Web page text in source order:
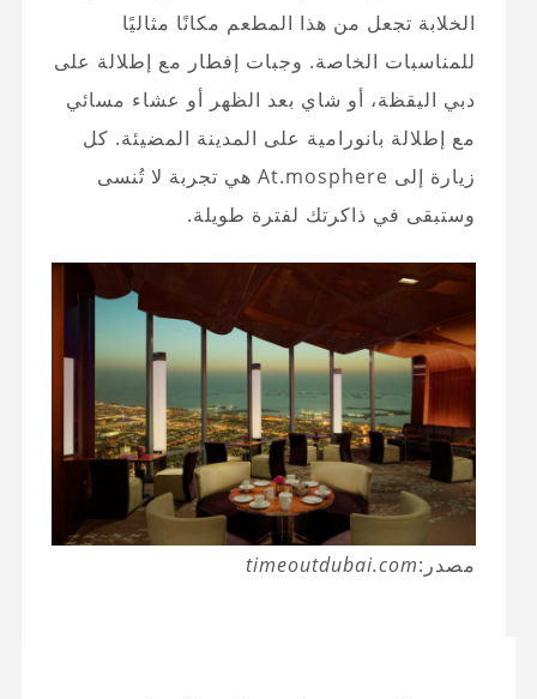
الخلابة تجعل من هذا المطعم مكانًا مثاليًا
للمناسبات الخاصة. وجبات إفطار مع إطلالة على
دبي اليقظة، أو شاي بعد الظهر أو عشاء مسائي
مع إطلالة بانورامية على المدينة المضيئة. كل
زيارة إلى At.mosphere هي تجربة لا تُنسى
وستبقى في ذاكرتك لفترة طويلة.
مصدر:timeoutdubai.com